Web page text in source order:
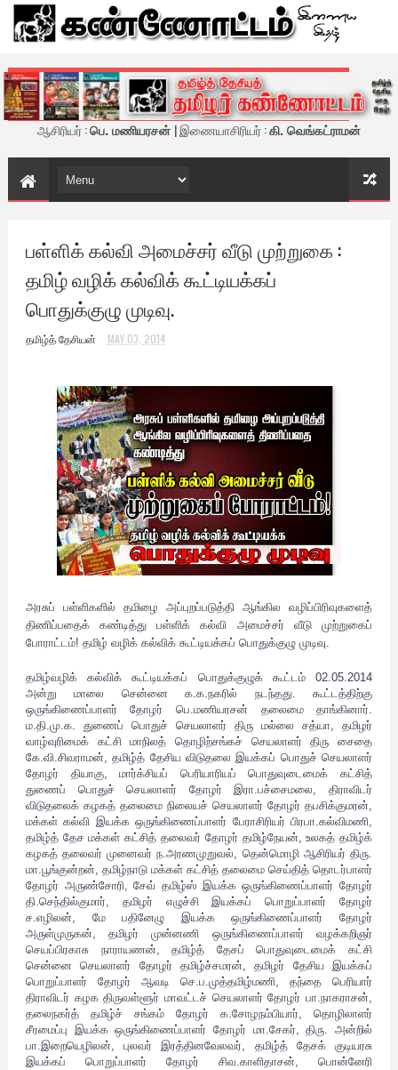
கண்ணோட்டம் - இணைய இதழ்
ஆசிரியர் :பெ. மணியரசன் | இணையாசிரியர் :கி. வெங்கட்ராமன்
பள்ளிக் கல்வி அமைச்சர் வீடு முற்றுகை :
தமிழ் வழிக் கல்விக் கூட்டியக்கப்
பொதுக்குழு முடிவு.
தமிழ்த் தேசியன் MAY 03, 2014
அரசுப் பள்ளிகளில் தமிழை அப்புறப்படுத்தி ஆங்கில வழிப்பிரிவுகளைத்
திணிப்பதைக் கண்டித்துபள்ளிக் கல்வி அமைச்சர் வீடு முற்றுகைப்
போராட்டம்! தமிழ் வழிக் கல்விக் கூட்டியக்கப் பொதுக்குழு முடிவு.
தமிழ்வழிக் கல்விக் கூட்டியக்கப் பொதுக்குழுக் கூட்டம் 02.05.2014
அன்று மாலை சென்னை க.க.நகரில் நடந்தது. கூட்டத்திற்கு
ஒருங்கிணைப்பாளர் தோழர் பெ.மணியரசன் தலைமை தாங்கினார்.
ம.தி.மு.க. துணைப் பொதுச் செயலாளர் திரு மல்லை சத்யா, தமிழர்
வாழ்வுரிமைக் கட்சி மாநிலத் தொழிற்சங்கச் செயலாளர் திரு சைதை
கே.வி.சிவராமன், தமிழ்த் தேசிய விடுதலை இயக்கப் பொதுச் செயலாளர்
தோழர் தியாகு, மார்க்சியப் பெரியாரியப் பொதுவுடைமைக் கட்சித்
துணைப் பொதுச் செயலாளர் தோழர் இரா.பச்சைமலை, திராவிடர்
விடுதலைக் கழகத் தலைமை நிலையச் செயலாளர் தோழர் தபசிக்குமரன்,
மக்கள் கல்வி இயக்க ஒருங்கிணைப்பாளர் பேராசிரியர் பிரபா.கல்விமணி,
தமிழ்த் தேச மக்கள் கட்சித் தலைவர் தோழர் தமிழ்நேயன், உலகத் தமிழ்க்
கழகத் தலைவர் முனைவர் ந.அரணமுறுவல், தென்மொழி ஆசிரியர் திரு.
மா.பூங்குன்றன், தமிழ்நாடு மக்கள் கட்சித் தலைமை செய்தித் தொடர்பாளர்
தோழர் அருண்சோரி, சேவ் தமிழ்ஸ் இயக்க ஒருங்கிணைப்பாளர் தோழர்
தி.செந்தில்குமார், தமிழர் எழுச்சி இயக்கப் பொறுப்பாளர் தோழர்
ச.எழிலன், மே பதினேழு இயக்க ஒருங்கிணைப்பாளர் தோழர்
அருள்முருகன், தமிழர் முன்னணி ஒருங்கிணைப்பாளர் வழக்கறிஞர்
செயப்பிரகாசு நாராயணன், தமிழ்த் தேசப் பொதுவுடைமைக் கட்சி
சென்னை செயலாளர் தோழர் தமிழ்ச்சமரன், தமிழர் தேசிய இயக்கப்
பொறுப்பாளர் தோழர் ஆவடி செ.ப.முத்தமிழ்மணி, தந்தை பெரியார்
திராவிடர் கழக திருவள்ளூர் மாவட்டச் செயலாளர் தோழர் பா.நாகராசன்,
தலைநகர்த் தமிழ்ச் சங்கம் தோழர் க.சோழநம்பியார், தொழிலாளர்
சீரமைப்பு இயக்க ஒருங்கிணைப்பாளர் தோழர் மா.சேகர், திரு. அன்றில்
பா.இறையெழிலன், புலவர் இரத்தினவேலவர், தமிழ்த் தேசக் குடியரசு
இயக்கப் பொறுப்பாளர் தோழர் சிவ.காளிதாசன், பொன்னேரி